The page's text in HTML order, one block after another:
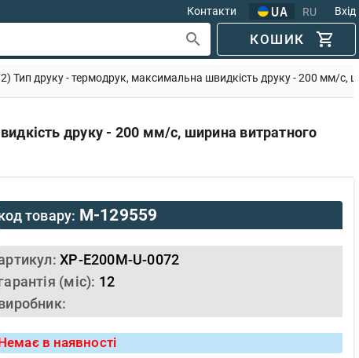
Вхід
RU
Контакти
КОШИК
Тип друку - термодрук, максимальна швидкість друку - 200 мм/
друку - 200 мм/с, ширина витратного
товару: M-129559
XP-E200M-U-0072
(міс): 12
в наявності